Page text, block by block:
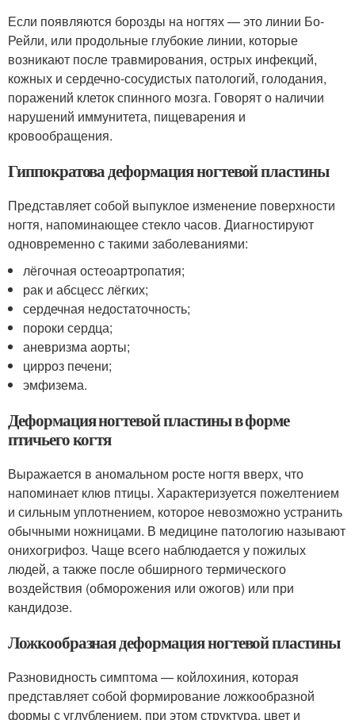
Если появляются борозды на ногтях — это линии Бо-
Рейли, или продольные глубокие линии, которые
возникают после травмирования, острых инфекций,
кожных и сердечно-сосудистых патологий, голодания,
поражений клеток спинного мозга. Говорят о наличии
нарушений иммунитета, пищеварения и
кровообращения.
Гиппократова деформация ногтевой пластины
Представляет собой выпуклое изменение поверхности
ногтя, напоминающее стекло часов. Диагностируют
одновременно с такими заболеваниями:
лёгочная остеоартропатия;
рак и абсцесс лёгких;
сердечная недостаточность;
пороки сердца;
аневризма аорты;
цирроз печени;
эмфизема.
Деформация ногтевой пластины в форме
птичьего когтя
Выражается в аномальном росте ногтя вверх, что
напоминает клюв птицы. Характеризуется пожелтением
и сильным уплотнением, которое невозможно устранить
обычными ножницами. В медицине патологию называют
онихогрифоз. Чаще всего наблюдается у пожилых
людей, а также после обширного термического
воздействия (обморожения или ожогов) или при
кандидозе.
Ложкообразная деформация ногтевой пластины
Разновидность симптома — койлохиния, которая
представляет собой формирование ложкообразной
формы с углублением, при этом структура, цвет и